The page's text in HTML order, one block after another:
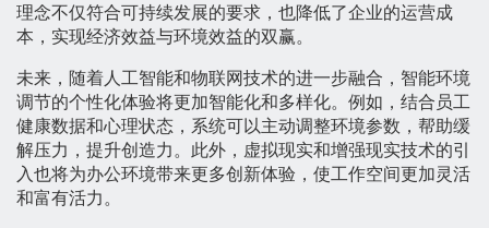
理念不仅符合可持续发展的要求，也降低了企业的运营成
本，实现经济效益与环境效益的双赢。
未来，随着人工智能和物联网技术的进一步融合，智能环境
调节的个性化体验将更加智能化和多样化。例如，结合员工
健康数据和心理状态，系统可以主动调整环境参数，帮助缓
解压力，提升创造力。此外，虚拟现实和增强现实技术的引
入也将为办公环境带来更多创新体验，使工作空间更加灵活
和富有活力。